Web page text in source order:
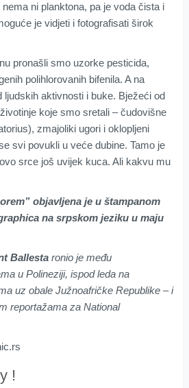
ni planktona, pa je voda čista i
je vidjeti i fotografisati širok
pronašli smo uzorke pesticida,
polihlorovanih bifenila. A na
ljudskih aktivnosti i buke. Bježeći od
koje smo sretali – čudovišne
zmajoliki ugori i oklopljeni
svi povukli u veće dubine. Tamo je
srce još uvijek kuca. Ali kakvu mu
objavljena je u štampanom
na srpskom jeziku u maju
Ballestaronio je među
u Polineziji, ispod leda na
uz obale Južnoafričke Republike – i
reportažama za National
!